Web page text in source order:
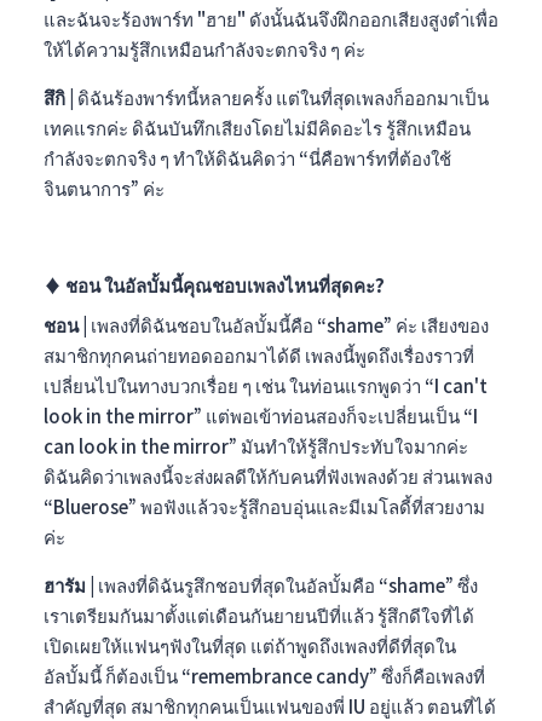
และฉันจะร้องพาร์ท "ฮาย" ดังนั้นฉันจึงฝึกออกเสียงสูงตำ่เพื่อ
ให้ได้ความรู้สึกเหมือนกำลังจะตกจริง ๆ ค่ะ
สึกิ | ดิฉันร้องพาร์ทนี้หลายครั้ง แต่ในที่สุดเพลงก็ออกมาเป็น
เทคแรกค่ะ ดิฉันบันทึกเสียงโดยไม่มีคิดอะไร รู้สึกเหมือน
กำลังจะตกจริง ๆ ทำให้ดิฉันคิดว่า “นี่คือพาร์ทที่ต้องใช้
จินตนาการ” ค่ะ
♦︎ ชอน ในอัลบั้มนี้คุณชอบเพลงไหนที่สุดคะ?
ชอน | เพลงที่ดิฉันชอบในอัลบั้มนี้คือ “shame” ค่ะ เสียงของ
สมาชิกทุกคนถ่ายทอดออกมาได้ดี เพลงนี้พูดถึงเรื่องราวที่
เปลี่ยนไปในทางบวกเรื่อย ๆ เช่น ในท่อนแรกพูดว่า “I can't
look in the mirror” แต่พอเข้าท่อนสองก็จะเปลี่ยนเป็น “I
can look in the mirror” มันทำให้รู้สึกประทับใจมากค่ะ
ดิฉันคิดว่าเพลงนี้จะส่งผลดีให้กับคนที่ฟังเพลงด้วย ส่วนเพลง
“Bluerose” พอฟังแล้วจะรู้สึกอบอุ่นและมีเมโลดี้ที่สวยงาม
ค่ะ
ฮารัม | เพลงที่ดิฉันรูสึกชอบที่สุดในอัลบั้มคือ “shame” ซึ่ง
เราเตรียมกันมาตั้งแต่เดือนกันยายนปีที่แล้ว รู้สึกดีใจที่ได้
เปิดเผยให้แฟนๆฟังในที่สุด แต่ถ้าพูดถึงเพลงที่ดีที่สุดใน
อัลบั้มนี้ ก็ต้องเป็น “remembrance candy” ซึ่งก็คือเพลงที่
สำคัญที่สุด สมาชิกทุกคนเป็นแฟนของพี่ IU อยู่แล้ว ตอนที่ได้